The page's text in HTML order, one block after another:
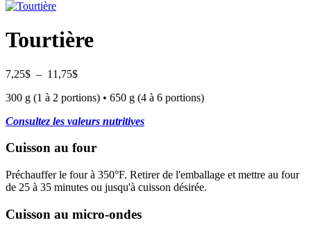
Tourtière
7,25$ – 11,75$Plage
prix :
à
300 g (1 à 2 portions) • 650 g (4 à 6 portions)
Consultez les valeurs nutritives
Cuisson au four
Préchauffer le four à 350°F. Retirer de l'emballage et mettre au four
de 25 à 35 minutes ou jusqu'à cuisson désirée.
Cuisson au micro-ondes